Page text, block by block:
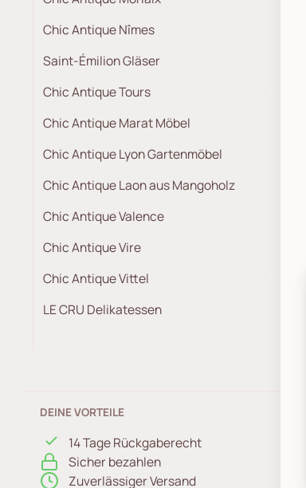
Chic Antique Nîmes
Saint-Émilion Gläser
Chic Antique Tours
Chic Antique Marat Möbel
Chic Antique Lyon Gartenmöbel
Chic Antique Laon aus Mangoholz
Chic Antique Valence
Chic Antique Vire
Chic Antique Vittel
LE CRU Delikatessen
DEINE VORTEILE
14 Tage Rückgaberecht
Sicher bezahlen
Zuverlässiger Versand